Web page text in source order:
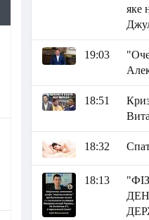
яке
19:03
18:51
18:32
18:13